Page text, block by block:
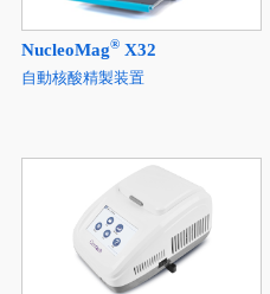
NucleoMag®X32
自動核酸精製装置